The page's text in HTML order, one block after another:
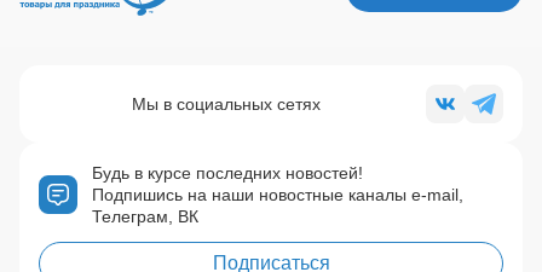
Будь в курсе последних новостей!
Подпишись на наши новостные каналы e-mail,
Телеграм, ВК
Подписаться
Мы в социальных сетях